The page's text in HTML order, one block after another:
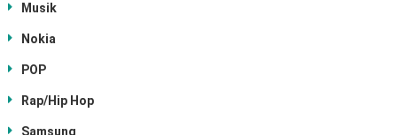
Musik
Nokia
POP
Rap/Hip Hop
Samsung